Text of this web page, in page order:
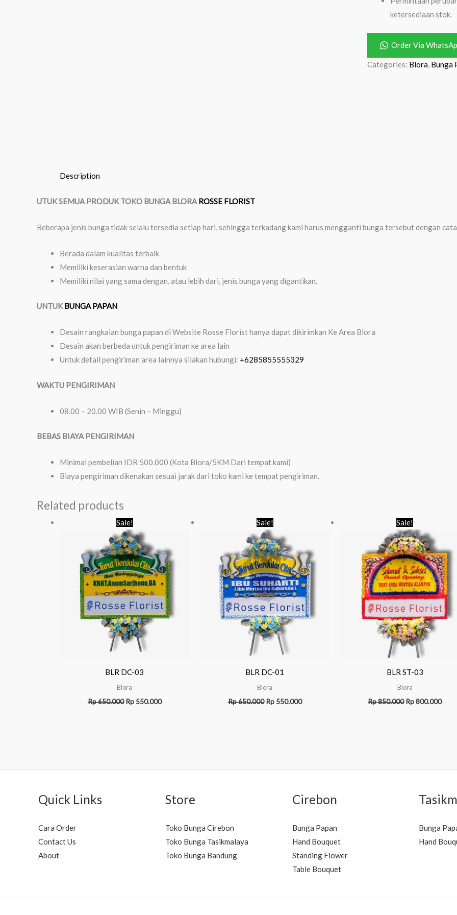
ketersediaan stok.
Order Via
Categories: Blora, Bunga
Description
UTUK SEMUA PRODUK TOKO BUNGA BLORA ROSSE FLORIST
Beberapa jenis bunga tidak selalu tersedia setiap hari, sehingga terkadang kami harus mengganti bunga tersebut dengan
Berada dalam kualitas terbaik
Memiliki keserasian warna dan bentuk
Memiliki nilai yang sama dengan, atau lebih dari, jenis bunga yang digantikan.
UNTUKBUNGA PAPAN
Desain rangkaian bunga papan di Website Rosse Florist hanya dapat dikirimkan Ke Area Blora
Desain akan berbeda untuk pengiriman ke area lain
Untuk detail pengiriman area lainnya silakan hubungi: +6285855555329
WAKTU PENGIRIMAN
08.00 – 20.00 WIB (Senin – Minggu)
BEBAS BIAYA PENGIRIMAN
Minimal pembelian IDR 500.000 (Kota Blora/5KM Dari tempat kami)
Biaya pengiriman dikenakan sesuai jarak dari toko kami ke tempat pengiriman.
Related products
Sale!
BLR DC-03
Blora
Rp650.000
Original
price
was:
Rp 650.000.
Rp550.000
Sale!
BLR DC-01
Blora
Rp650.000
Original
price
was:
Rp 650.000.
Rp550.000
Sale!
BLR ST-03
Blora
Rp850.000
Original
price
was:
Rp 850.000.
Rp800.000
Quick Links
Cara Order
Contact Us
About
Store
Toko Bunga Cirebon
Toko Bunga Tasikmalaya
Toko Bunga Bandung
Cirebon
Bunga Papan
Hand Bouquet
Standing Flower
Table Bouquet
Bunga
Hand